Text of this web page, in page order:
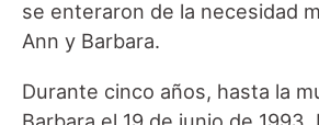
se enteraron de la necesidad
Ann y Barbara.
Durante cinco años, hasta la
Barbara el 19 de junio de 1993,